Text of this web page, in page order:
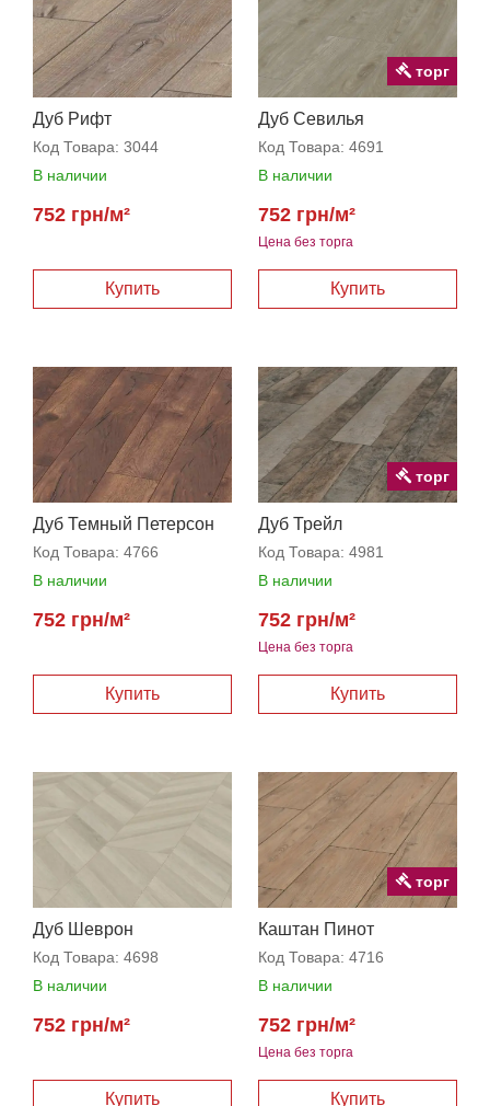
Дуб Рифт
Код Товара: 3044
В наличии
752 грн/м²
Дуб Севилья
Код Товара: 4691
В наличии
Цена без торга
752 грн/м²
торг
Дуб Темный Петерсон
Код Товара: 4766
В наличии
752 грн/м²
Дуб Трейл
Код Товара: 4981
В наличии
Цена без торга
752 грн/м²
торг
Дуб Шеврон
Код Товара: 4698
В наличии
752 грн/м²
Каштан Пинот
Код Товара: 4716
В наличии
Цена без торга
752 грн/м²
торг